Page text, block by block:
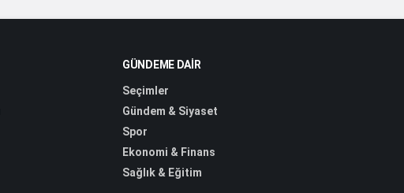
GÜNDEME DAIR
Seçimler
Gündem & Siyaset
Spor
Ekonomi & Finans
Sağlık & Eğitim